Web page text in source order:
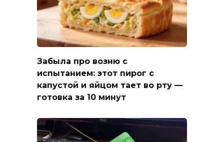
Забыла про возню с
испытанием: этот пирог с
капустой и яйцом тает во рту —
готовка за 10 минут